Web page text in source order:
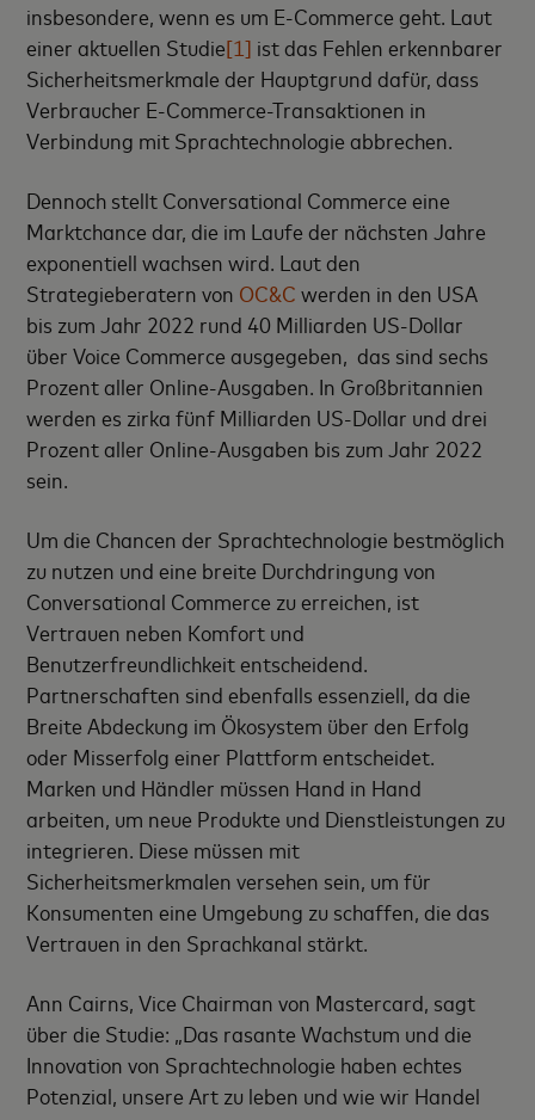
insbesondere, wenn es um E-Commerce geht. Laut
einer aktuellen Studie[1] ist das Fehlen erkennbarer
Sicherheitsmerkmale der Hauptgrund dafür, dass
Verbraucher E-Commerce-Transaktionen in
Verbindung mit Sprachtechnologie abbrechen.
Dennoch stellt Conversational Commerce eine
Marktchance dar, die im Laufe der nächsten Jahre
exponentiell wachsen wird. Laut den
Strategieberatern von OC&C werden in den USA
bis zum Jahr 2022 rund 40 Milliarden US-Dollar
über Voice Commerce ausgegeben, das sind sechs
Prozent aller Online-Ausgaben. In Großbritannien
werden es zirka fünf Milliarden US-Dollar und drei
Prozent aller Online-Ausgaben bis zum Jahr 2022
sein.
Um die Chancen der Sprachtechnologie bestmöglich
zu nutzen und eine breite Durchdringung von
Conversational Commerce zu erreichen, ist
Vertrauen neben Komfort und
Benutzerfreundlichkeit entscheidend.
Partnerschaften sind ebenfalls essenziell, da die
Breite Abdeckung im Ökosystem über den Erfolg
oder Misserfolg einer Plattform entscheidet.
Marken und Händler müssen Hand in Hand
arbeiten, um neue Produkte und Dienstleistungen zu
integrieren. Diese müssen mit
Sicherheitsmerkmalen versehen sein, um für
Konsumenten eine Umgebung zu schaffen, die das
Vertrauen in den Sprachkanal stärkt.
Ann Cairns, Vice Chairman von Mastercard, sagt
über die Studie: „Das rasante Wachstum und die
Innovation von Sprachtechnologie haben echtes
Potenzial, unsere Art zu leben und wie wir Handel